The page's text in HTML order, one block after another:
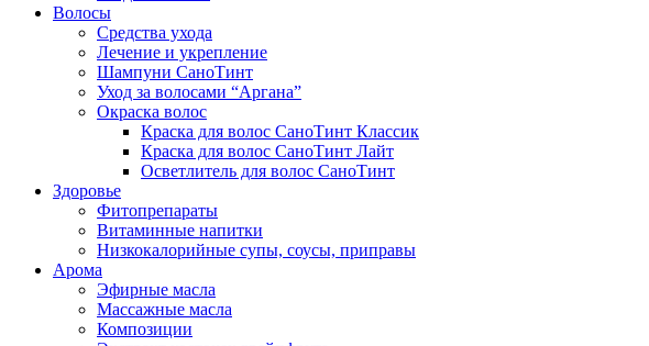
Волосы
Средства ухода
Лечение и укрепление
Шампуни СаноТинт
Уход за волосами “Аргана”
Окраска волос
Краска для волос СаноТинт Классик
Краска для волос СаноТинт Лайт
Осветлитель для волос СаноТинт
Здоровье
Фитопрепараты
Витаминные напитки
Низкокалорийные супы, соусы, приправы
Арома
Эфирные масла
Массажные масла
Композиции